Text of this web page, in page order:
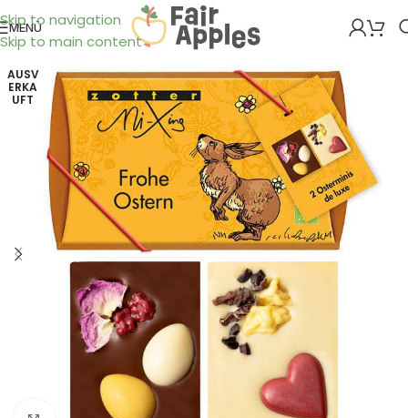
Skip to navigation
Skip to main content
MENÜ
AUSV
ERKA
UFT